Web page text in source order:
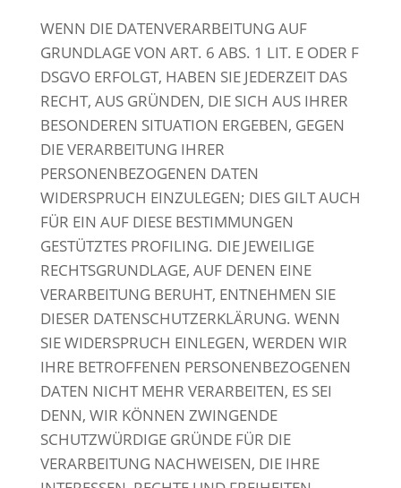
WENN DIE DATENVERARBEITUNG AUF
GRUNDLAGE VON ART. 6 ABS. 1 LIT. E ODER F
DSGVO ERFOLGT, HABEN SIE JEDERZEIT DAS
RECHT, AUS GRÜNDEN, DIE SICH AUS IHRER
BESONDEREN SITUATION ERGEBEN, GEGEN
DIE VERARBEITUNG IHRER
PERSONENBEZOGENEN DATEN
WIDERSPRUCH EINZULEGEN; DIES GILT AUCH
FÜR EIN AUF DIESE BESTIMMUNGEN
GESTÜTZTES PROFILING. DIE JEWEILIGE
RECHTSGRUNDLAGE, AUF DENEN EINE
VERARBEITUNG BERUHT, ENTNEHMEN SIE
DIESER DATENSCHUTZERKLÄRUNG. WENN
SIE WIDERSPRUCH EINLEGEN, WERDEN WIR
IHRE BETROFFENEN PERSONENBEZOGENEN
DATEN NICHT MEHR VERARBEITEN, ES SEI
DENN, WIR KÖNNEN ZWINGENDE
SCHUTZWÜRDIGE GRÜNDE FÜR DIE
VERARBEITUNG NACHWEISEN, DIE IHRE